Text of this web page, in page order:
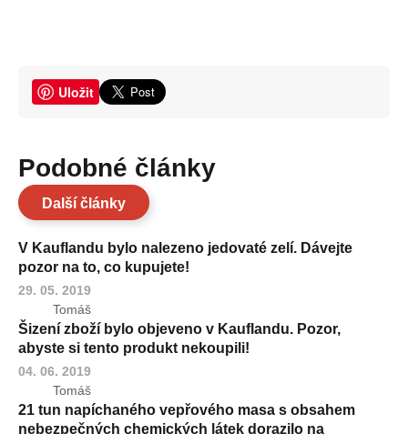
Uložit
Podobné články
Další články
V Kauflandu bylo nalezeno jedovaté zelí. Dávejte
pozor na to, co kupujete!
29. 05. 2019
Tomáš
Šizení zboží bylo objeveno v Kauflandu. Pozor,
abyste si tento produkt nekoupili!
04. 06. 2019
Tomáš
21 tun napíchaného vepřového masa s obsahem
nebezpečných chemických látek dorazilo na